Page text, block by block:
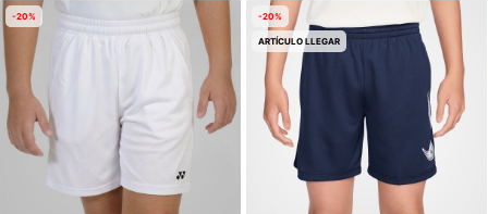
-20% -20%
ARTÍCULO LLEGAR